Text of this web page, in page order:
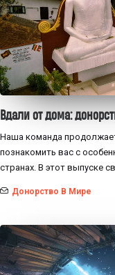
Вдали от дома:
Наша команда
познакомить вас с
странах. В этот выпуске
Донорство В Мире